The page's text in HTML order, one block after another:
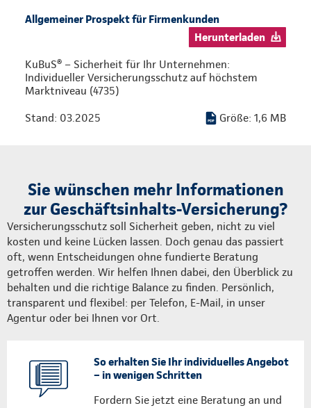
Allgemeiner Prospekt für Firmenkunden
Herunterladen
KuBuS® – Sicherheit für Ihr Unternehmen:
Individueller Versicherungsschutz auf höchstem
Marktniveau (4735)
Stand: 03.2025 Größe: 1,6 MB
Sie wünschen mehr Informationen
zur Geschäftsinhalts-Versicherung?
Versicherungsschutz soll Sicherheit geben, nicht zu viel
kosten und keine Lücken lassen. Doch genau das passiert
oft, wenn Entscheidungen ohne fundierte Beratung
getroffen werden. Wir helfen Ihnen dabei, den Überblick zu
behalten und die richtige Balance zu finden. Persönlich,
transparent und flexibel: per Telefon, E-Mail, in unser
Agentur oder bei Ihnen vor Ort.
So erhalten Sie Ihr individuelles Angebot
– in wenigen Schritten
Fordern Sie jetzt eine Beratung an und